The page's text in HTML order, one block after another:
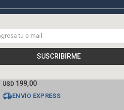
SUSCRIBIRME
USD 199,00
ENVÍO EXPRESS